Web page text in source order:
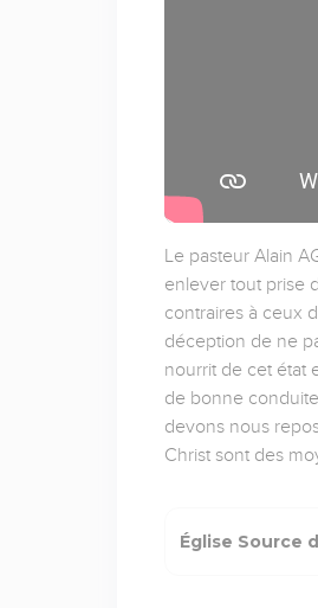
Le pasteur Alain
enlever tout prise
contraires à ceux
déception de ne
nourrit de cet état
de bonne
devons nous
Christ sont des
Église Source